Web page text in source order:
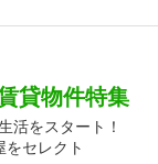
貸物件特集
活をスタート！
をセレクト